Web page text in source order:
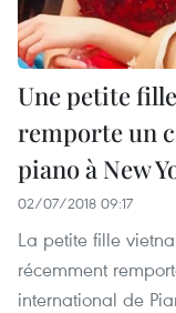
Une petite
remporte un
piano à New
02/07/2018 09:17
La petite fille
récemment
international de